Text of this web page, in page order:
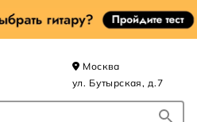
Москва
ул. Бутырская, д.7